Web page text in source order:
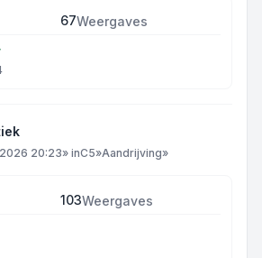
67Weergaves
20:23» inC5»Aandrijving»
103Weergaves